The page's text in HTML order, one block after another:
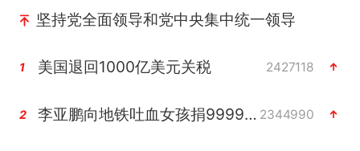
坚持党全面领导和党中央集中统一领导
1 美国退回1000亿美元关税 2427118
2 李亚鹏向地铁吐血女孩捐99999元 2344990